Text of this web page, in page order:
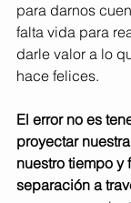
para darnos
falta vida para
darle valor a lo
hace felices.
El error no es
proyectar
nuestro tiempo y
separación a